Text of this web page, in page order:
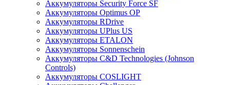
Аккумуляторы Security Force SF
Аккумуляторы Optimus OP
Аккумуляторы RDrive
Аккумуляторы UPlus US
Аккумуляторы ETALON
Аккумуляторы Sonnenschein
Аккумуляторы С&D Technologies (Johnson
Controls)
Аккумуляторы COSLIGHT